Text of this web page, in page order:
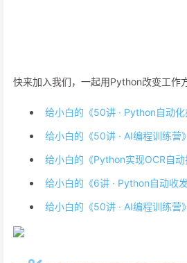
快来加入我们，一起用Python改变工作
给小白的《50讲 · Python自动化
给小白的《50讲 · AI编程训练营》
给小白的《Python实现OCR自动
给小白的《6讲 · Python自动收发
给小白的《50讲 · AI编程训练营》